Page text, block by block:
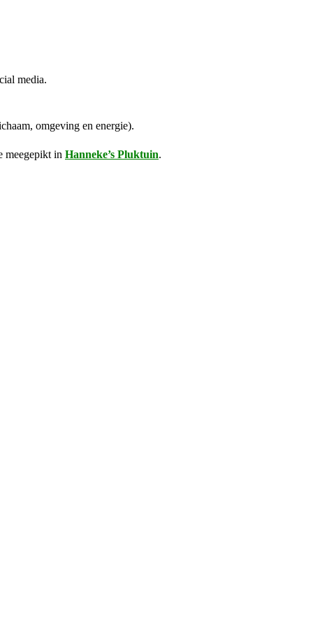
media.
omgeving en energie).
meegepikt in Hanneke’s Pluktuin.